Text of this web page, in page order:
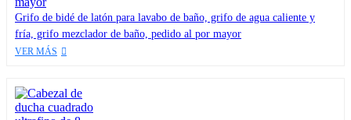
Grifo de bidé de latón para lavabo de baño, grifo de agua caliente y
fría, grifo mezclador de baño, pedido al por mayor
VER MÁS